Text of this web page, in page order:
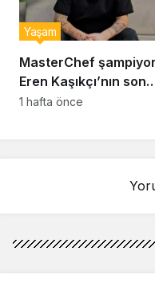
MasterChef
Eren Kaşıkçı’nın son
anlarındaki kahreden
Yaşam
1 hafta önce